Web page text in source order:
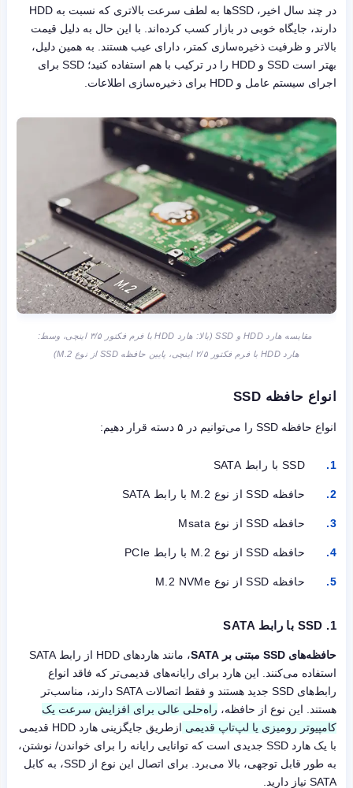
در چند سال اخیر، SSDها به لطف سرعت بالاتری که نسبت به HDD
دارند، جایگاه خوبی در بازار کسب کرده‌اند. با این حال به دلیل قیمت
بالاتر و ظرفیت ذخیره‌سازی کمتر، دارای عیب هستند. به همین دلیل،
بهتر است SSD و HDD را در ترکیب با هم استفاده کنید؛ SSD برای
اجرای سیستم عامل و HDD برای ذخیره‌سازی اطلاعات.
مقایسه هارد HDD و SSD (بالا: هارد HDD با فرم فکتور ۳/۵ اینچی، وسط:
هارد HDD با فرم فکتور ۲/۵ اینچی، پایین حافظه SSD از نوع M.2)
انواع حافظه SSD
انواع حافظه SSD را می‌توانیم در ۵ دسته قرار دهیم:
SSD با رابط SATA
حافظه SSD از نوع M.2 با رابط SATA
حافظه SSD از نوع Msata
حافظه SSD از نوع M.2 با رابط PCIe
حافظه SSD از نوع M.2 NVMe
1. SSD با رابط SATA
حافظه‌های SSD مبتنی بر SATA
، مانند هاردهای HDD از رابط SATA
استفاده می‌کنند. این هارد برای رایانه‌های قدیمی‌تر که فاقد انواع
رابط‌های SSD جدید هستند و فقط اتصالات SATA دارند، مناسب‌تر
هستند. این نوع از حافظه، راه‌حلی عالی برای افزایش سرعت یک
کامپیوتر رومیزی یا لپ‌تاپ قدیمی
ازطریق جایگزینی هارد HDD قدیمی
با یک هارد SSD جدیدی است که توانایی رایانه را برای خواندن/ نوشتن،
به طور قابل توجهی، بالا می‌برد. برای اتصال این نوع از SSD، به کابل
SATA نیاز دارید.